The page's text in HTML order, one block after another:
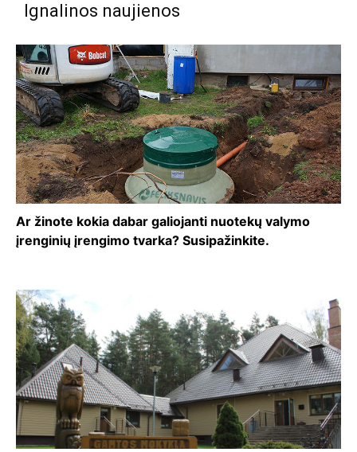
Ignalinos naujienos
Ar žinote kokia dabar galiojanti nuotekų valymo
įrenginių įrengimo tvarka? Susipažinkite.